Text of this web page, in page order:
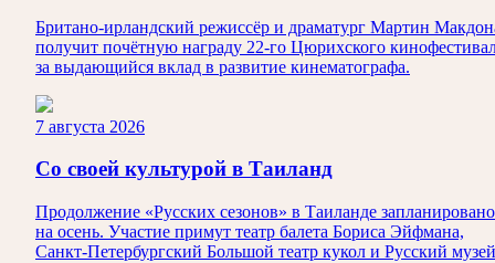
Британо-ирландский режиссёр и драматург Мартин
получит почётную награду 22-го Цюрихского
за выдающийся вклад в развитие кинематографа.
7 августа 2026
Со своей культурой в Таиланд
Продолжение «Русских сезонов» в Таиланде запланировано
на осень. Участие примут театр балета Бориса Эйфмана,
Санкт-Петербургский Большой театр кукол и Русский